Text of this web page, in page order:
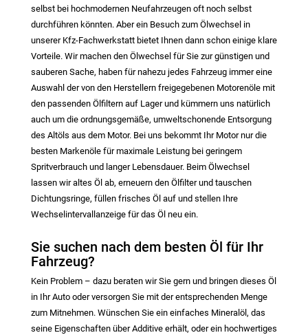
selbst bei hochmodernen Neufahrzeugen oft noch selbst
durchführen könnten. Aber ein Besuch zum Ölwechsel in
unserer Kfz-Fachwerkstatt bietet Ihnen dann schon einige klare
Vorteile. Wir machen den Ölwechsel für Sie zur günstigen und
sauberen Sache, haben für nahezu jedes Fahrzeug immer eine
Auswahl der von den Herstellern freigegebenen Motorenöle mit
den passenden Ölfiltern auf Lager und kümmern uns natürlich
auch um die ordnungsgemäße, umweltschonende Entsorgung
des Altöls aus dem Motor. Bei uns bekommt Ihr Motor nur die
besten Markenöle für maximale Leistung bei geringem
Spritverbrauch und langer Lebensdauer. Beim Ölwechsel
lassen wir altes Öl ab, erneuern den Ölfilter und tauschen
Dichtungsringe, füllen frisches Öl auf und stellen Ihre
Wechselintervallanzeige für das Öl neu ein.
Sie suchen nach dem besten Öl für Ihr
Fahrzeug?
Kein Problem – dazu beraten wir Sie gern und bringen dieses Öl
in Ihr Auto oder versorgen Sie mit der entsprechenden Menge
zum Mitnehmen. Wünschen Sie ein einfaches Mineralöl, das
seine Eigenschaften über Additive erhält, oder ein hochwertiges